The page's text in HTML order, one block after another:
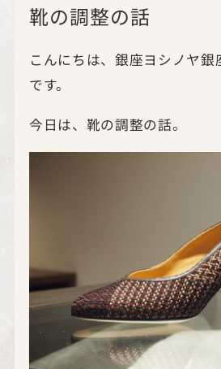
靴の調整の話
こんにちは、銀座ヨシノヤ銀
です。
今日は、靴の調整の話。